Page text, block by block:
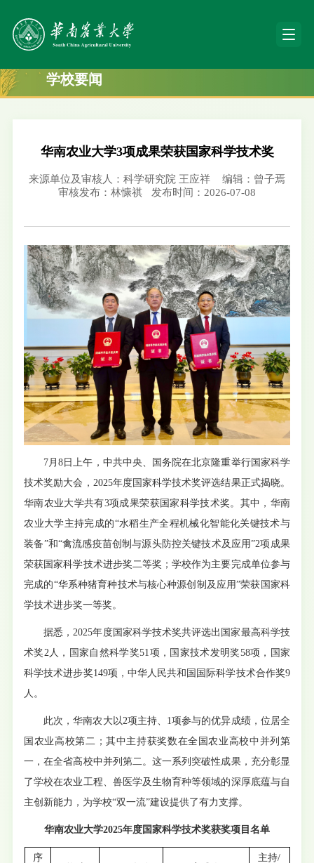
学校要闻
华南农业大学3项成果荣获国家科学技术奖
来源单位及审核人：科学研究院 王应祥
编辑：曾子焉
审核发布：林慷祺
发布时间：2026-07-08
7月8日上午，中共中央、国务院在北京隆重举行国家科学
技术奖励大会，2025年度国家科学技术奖评选结果正式揭晓。
华南农业大学共有3项成果荣获国家科学技术奖。其中，华南
农业大学主持完成的“水稻生产全程机械化智能化关键技术与
装备”和“禽流感疫苗创制与源头防控关键技术及应用”2项成果
荣获国家科学技术进步奖二等奖；学校作为主要完成单位参与
完成的“华系种猪育种技术与核心种源创制及应用”荣获国家科
学技术进步奖一等奖。
据悉，2025年度国家科学技术奖共评选出国家最高科学技
术奖2人，国家自然科学奖51项，国家技术发明奖58项，国家
科学技术进步奖149项，中华人民共和国国际科学技术合作奖9
人。
此次，华南农大以2项主持、1项参与的优异成绩，位居全
国农业高校第二；其中主持获奖数在全国农业高校中并列第
一，在全省高校中并列第二。这一系列突破性成果，充分彰显
了学校在农业工程、兽医学及生物育种等领域的深厚底蕴与自
主创新能力，为学校“双一流”建设提供了有力支撑。
华南农业大学2025年度国家科学技术奖获奖项目名单
序
主持/